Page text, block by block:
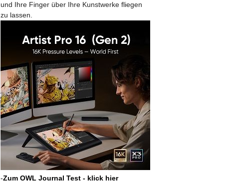
und Ihre Finger über Ihre Kunstwerke fliegen
zu lassen.
-Zum OWL Journal Test - klick hier